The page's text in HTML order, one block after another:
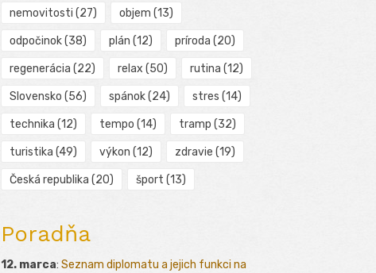
nemovitosti (27) objem (13)
odpočinok(38) plán (12) príroda (20)
regenerácia (22) relax (50) rutina (12)
Slovensko (56) spánok(24) stres (14)
technika (12) tempo (14) tramp (32)
turistika (49) výkon (12) zdravie (19)
Česká republika (20) šport (13)
Poradňa
12. marca: Seznam diplomatu a jejich funkci na